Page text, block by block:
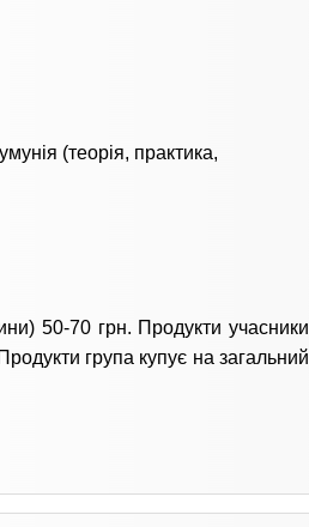
(теорія, практика,
50-70 грн. Продукти учасники
група купує на загальний